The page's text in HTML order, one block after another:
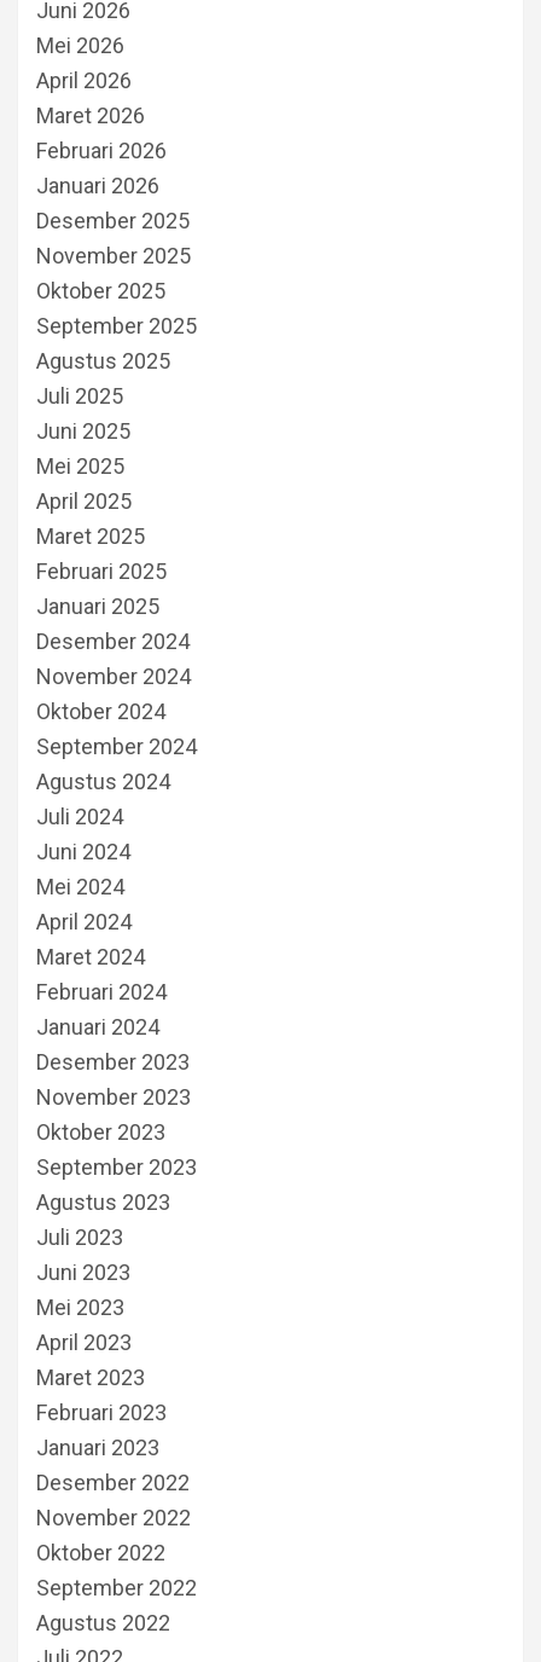
Juni 2026
Mei 2026
April 2026
Maret 2026
Februari 2026
Januari 2026
Desember 2025
November 2025
Oktober 2025
September 2025
Agustus 2025
Juli 2025
Juni 2025
Mei 2025
April 2025
Maret 2025
Februari 2025
Januari 2025
Desember 2024
November 2024
Oktober 2024
September 2024
Agustus 2024
Juli 2024
Juni 2024
Mei 2024
April 2024
Maret 2024
Februari 2024
Januari 2024
Desember 2023
November 2023
Oktober 2023
September 2023
Agustus 2023
Juli 2023
Juni 2023
Mei 2023
April 2023
Maret 2023
Februari 2023
Januari 2023
Desember 2022
November 2022
Oktober 2022
September 2022
Agustus 2022